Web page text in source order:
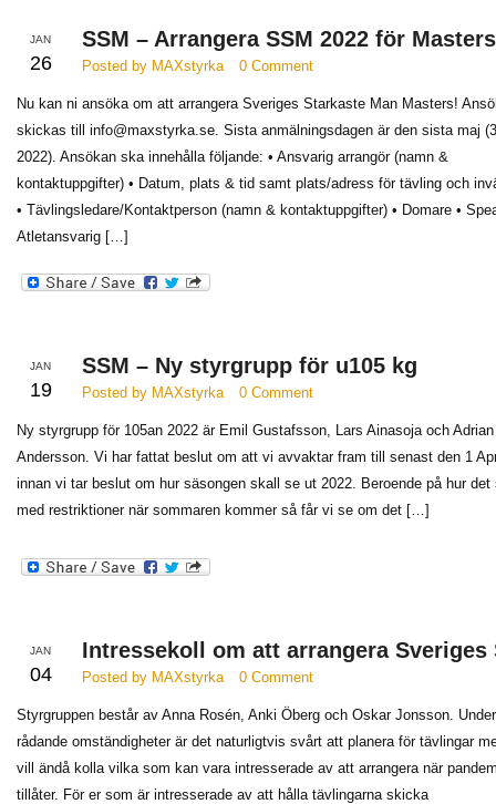
JAN
26
SSM – Arrangera SSM 2022 för Masters
Posted by MAXstyrka 0 Comment
Nu kan ni ansöka om att arrangera Sveriges Starkaste Man Masters!
skickas till info@maxstyrka.se. Sista anmälningsdagen är den sista maj
2022). Ansökan ska innehålla följande: • Ansvarig arrangör (namn &
kontaktuppgifter) • Datum, plats & tid samt plats/adress för tävling och
• Tävlingsledare/Kontaktperson (namn & kontaktuppgifter) • Domare •
Atletansvarig […]
JAN
19
SSM – Ny styrgrupp för u105 kg
Posted by MAXstyrka 0 Comment
Ny styrgrupp för 105an 2022 är Emil Gustafsson, Lars Ainasoja och Adrian
Andersson. Vi har fattat beslut om att vi avvaktar fram till senast den 1
innan vi tar beslut om hur säsongen skall se ut 2022. Beroende på hur det
med restriktioner när sommaren kommer så får vi se om det […]
JAN
04
Intressekoll om att arrangera Sveriges
Posted by MAXstyrka 0 Comment
Styrgruppen består av Anna Rosén, Anki Öberg och Oskar Jonsson. Under
rådande omständigheter är det naturligtvis svårt att planera för tävlingar
vill ändå kolla vilka som kan vara intresserade av att arrangera när
tillåter. För er som är intresserade av att hålla tävlingarna skicka